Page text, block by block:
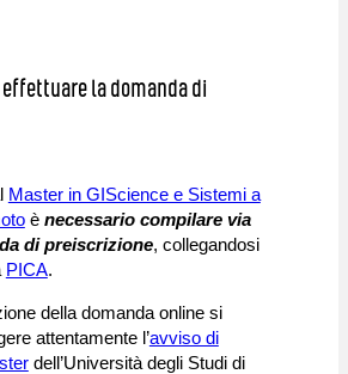
la domanda di
Master in GIScience e Sistemi a
è necessario compilare via
di preiscrizione, collegandosi
PICA.
della domanda online si
attentamente l’avviso di
dell’Università degli Studi di